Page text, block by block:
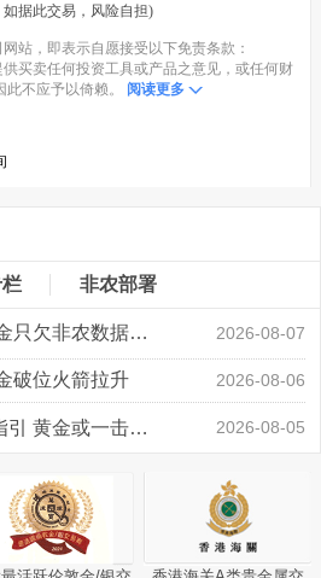
如据此交易，风险自担)
站，即表示自愿接受以下免责条款：
买卖任何投资工具或产品之意见，或任何财
不应予以倚赖。
阅读更多
非农部署
领峰金评：万事俱备 黄金只欠非农数据“东风” 2026-08-07
破位火箭拉升 2026-08-06
领峰金评：静待小非农指引 黄金或一击破局 2026-08-05